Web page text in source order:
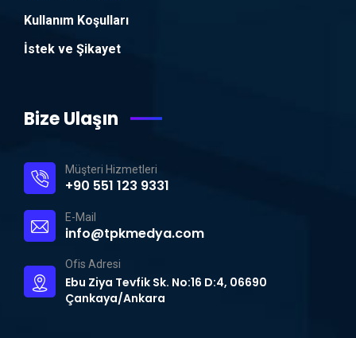
Kullanım Koşulları
İstek ve Şikayet
Bize Ulaşın
Müşteri Hizmetleri
+90 551 123 9331
E-Mail
info@tpkmedya.com
Ofis Adresi
Ebu Ziya Tevfik Sk. No:16 D:4, 06690
Çankaya/Ankara